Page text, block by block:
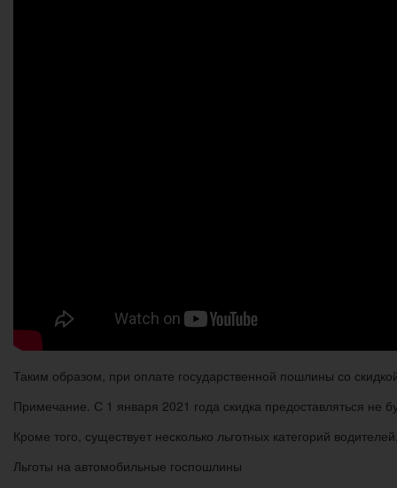
Таким образом, при оплате государственной пошлины со
Примечание. С 1 января 2021 года скидка предоставляться не
Кроме того, существует несколько льготных категорий
Льготы на автомобильные госпошлины